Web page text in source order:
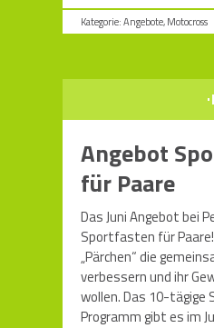
Kategorie:Angebote,Motocross
Angebot
für Paare
Das Juni Angebot bei
Sportfasten für
„Pärchen“ die
verbessern und ihr
wollen. Das 10-
Programm gibt es im